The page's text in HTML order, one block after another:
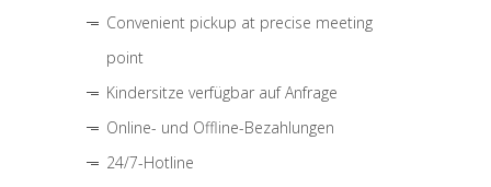
Convenient pickup at precise meeting
point
Kindersitze verfügbar auf Anfrage
Online- und Offline-Bezahlungen
24/7-Hotline